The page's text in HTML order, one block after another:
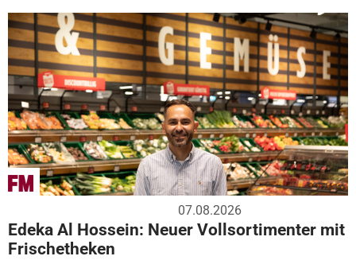
07.08.2026
Edeka Al Hossein: Neuer Vollsortimenter mit
Frischetheken